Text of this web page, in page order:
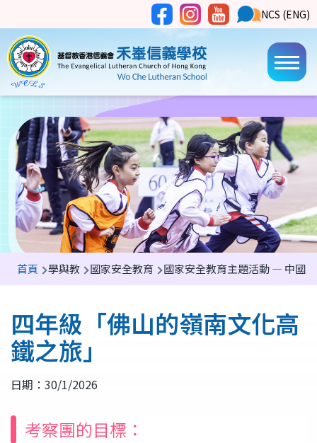
Social
Media
NCS
Button
NCS (ENG)
Main
導
連
結
首頁 學與教 國家安全教育 國家安全教育主題活動 — 中國
四年級「佛山的嶺南文化高
鐵之旅」
日期：30/1/2026
考察團的目標：